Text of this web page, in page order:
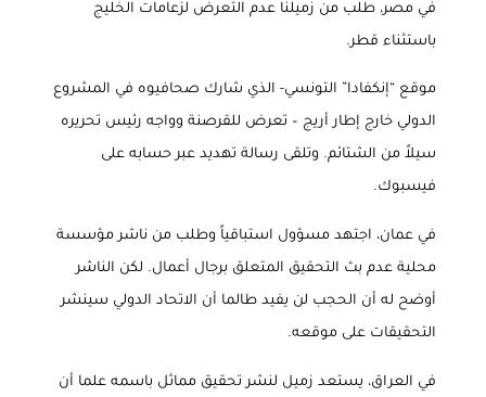
في مصر، طلب من زميلنا عدم التعرض لزعامات الخليج
باستثناء قطر .
موقع “إنكفادا” التونسي- الذي شارك صحافيوه في المشروع
الدولي خارج إطار أريج – تعرض للقرصنة وواجه رئيس تحريره
سيلاً من الشتائم. وتلقى رسالة تهديد عبر حسابه على
فيسبوك.
في عمان، اجتهد مسؤول استباقياً وطلب من ناشر مؤسسة
محلية عدم بث التحقيق المتعلق برجال أعمال. لكن الناشر
أوضح له أن الحجب لن يفيد طالما أن الاتحاد الدولي سينشر
التحقيقات على موقعه.
في العراق، يستعد زميل لنشر تحقيق مماثل باسمه علما أن